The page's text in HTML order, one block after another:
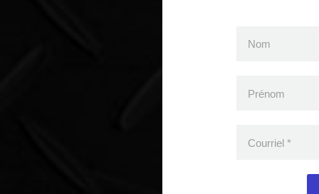
Nom
Prénom
Courriel *